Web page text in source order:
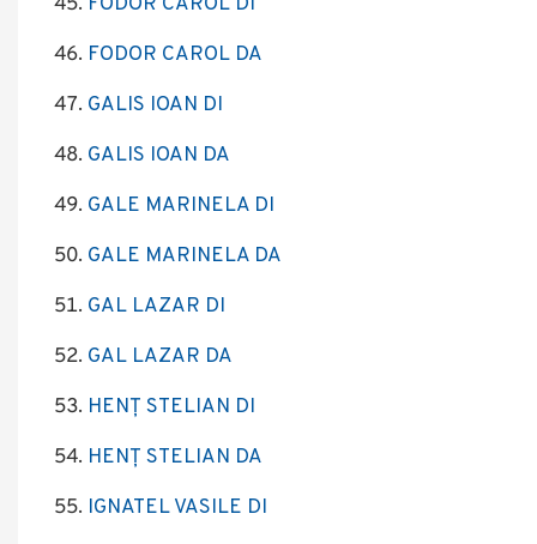
FODOR CAROL DA
GALIS IOAN DI
GALIS IOAN DA
GALE MARINELA DI
GALE MARINELA DA
GAL LAZAR DI
GAL LAZAR DA
HENȚ STELIAN DI
HENȚ STELIAN DA
IGNATEL VASILE DI